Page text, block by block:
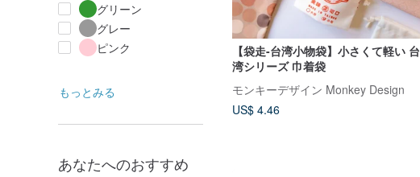
グリーン
グレー
ピンク
もっとみる
あなたへのおすすめ
【袋走-台湾小物袋】小さくて軽い 台
湾シリーズ 巾着袋
モンキーデザイン Monkey Design
US$ 4.46